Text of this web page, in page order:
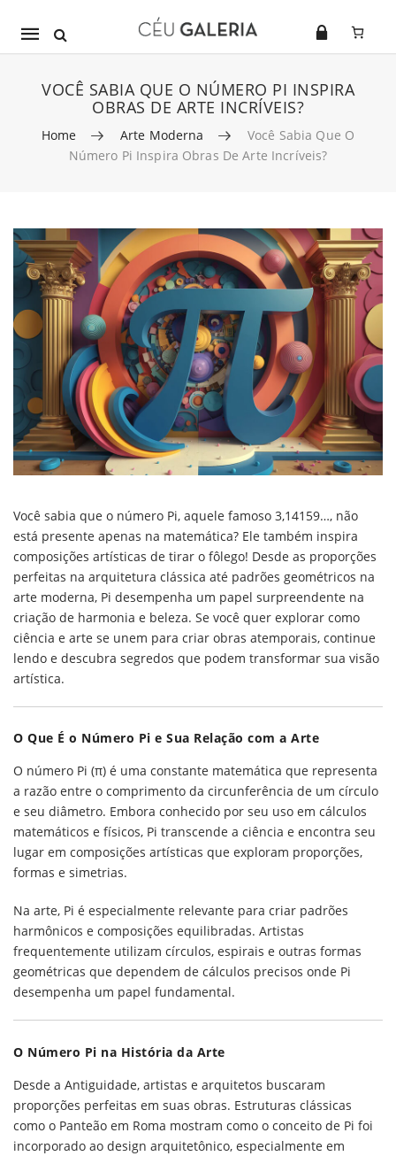
Mobile
VOCÊ SABIA QUE O NÚMERO PI INSPIRA
OBRAS DE ARTE INCRÍVEIS?
Home Arte Moderna
Você Sabia Que O
Número Pi Inspira Obras De Arte Incríveis?
Skip to content
Você sabia que o número Pi, aquele famoso 3,14159…, não
está presente apenas na matemática? Ele também inspira
composições artísticas de tirar o fôlego! Desde as proporções
perfeitas na arquitetura clássica até padrões geométricos na
arte moderna, Pi desempenha um papel surpreendente na
criação de harmonia e beleza. Se você quer explorar como
ciência e arte se unem para criar obras atemporais, continue
lendo e descubra segredos que podem transformar sua visão
artística.
O Que É o Número Pi e Sua Relação com a Arte
O número Pi (π) é uma constante matemática que representa
a razão entre o comprimento da circunferência de um círculo
e seu diâmetro. Embora conhecido por seu uso em cálculos
matemáticos e físicos, Pi transcende a ciência e encontra seu
lugar em composições artísticas que exploram proporções,
formas e simetrias.
Na arte, Pi é especialmente relevante para criar padrões
harmônicos e composições equilibradas. Artistas
frequentemente utilizam círculos, espirais e outras formas
geométricas que dependem de cálculos precisos onde Pi
desempenha um papel fundamental.
O Número Pi na História da Arte
Desde a Antiguidade, artistas e arquitetos buscaram
proporções perfeitas em suas obras. Estruturas clássicas
como o Panteão em Roma mostram como o conceito de Pi foi
incorporado ao design arquitetônico, especialmente em